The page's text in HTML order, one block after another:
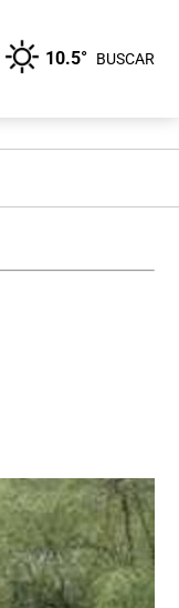
10.5° BUSCAR